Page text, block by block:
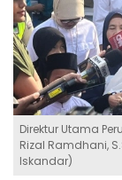
Direktur Utama
Rizal Ramdhani,
Iskandar)